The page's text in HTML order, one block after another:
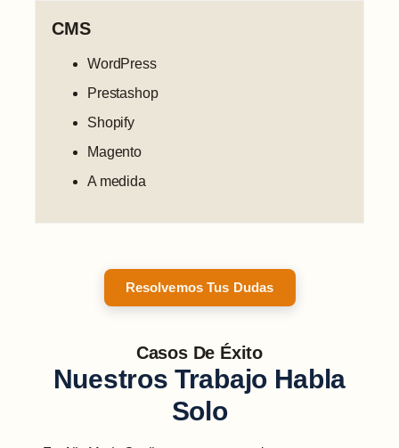
CMS
WordPress
Prestashop
Shopify
Magento
A medida
Resolvemos Tus Dudas
Casos De Éxito
Nuestros Trabajo Habla
Solo